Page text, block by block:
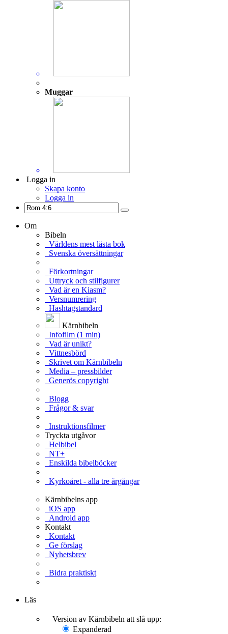
Muggar
Logga in
Skapa konto
Logga in
Om
Bibeln
Världens mest lästa bok
Svenska översättningar
Förkortningar
Uttryck och stilfigurer
Vad är en Kiasm?
Versnumrering
Hashtagstandard
Kärnbibeln
Infofilm (1 min)
Vad är unikt?
Vittnesbörd
Skrivet om Kärnbibeln
Media – pressbilder
Generös copyright
Blogg
Frågor & svar
Instruktionsfilmer
Tryckta utgåvor
Helbibel
NT+
Enskilda bibelböcker
Kyrkoåret - alla tre årgångar
Kärnbibelns app
iOS app
Android app
Kontakt
Kontakt
Ge förslag
Nyhetsbrev
Bidra praktiskt
Läs
Version av Kärnbibeln att slå upp:
Expanderad